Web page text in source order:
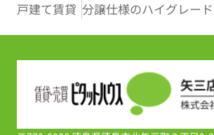
戸建て賃貸 分譲仕様のハイグレー